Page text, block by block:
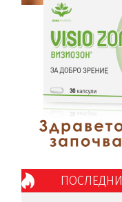
ПОСЛЕДНИ